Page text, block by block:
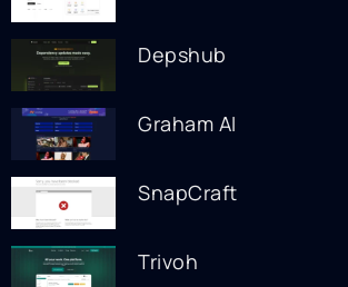
Depshub
Graham AI
SnapCraft
Trivoh